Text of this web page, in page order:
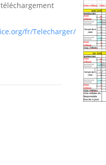
fr/Telecharger/